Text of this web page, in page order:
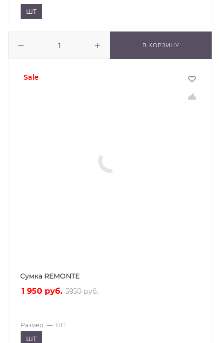
В КОРЗИНУ
ШТ
sale
Сумка REMONTE
1 950 руб. 5950руб.
Размер — ШТ
ШТ